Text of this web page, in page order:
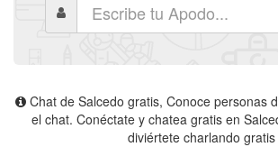
Chat de Salcedo gratis, Conoce personas
el chat. Conéctate y chatea gratis en
diviértete charlando gratis